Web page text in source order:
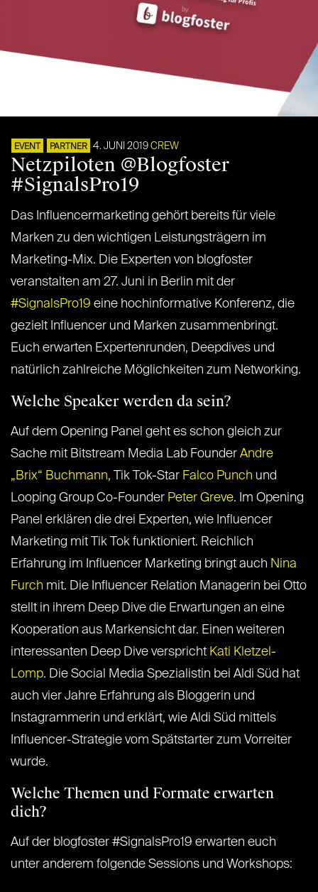
EVENT PARTNER 4. JUNI 2019 CREW
Netzpiloten @Blogfoster
#SignalsPro19
Das Influencermarketing gehört bereits für viele
Marken zu den wichtigen Leistungsträgern im
Marketing-Mix. Die Experten von blogfoster
veranstalten am 27. Juni in Berlin mit der
#SignalsPro19 eine hochinformative Konferenz, die
gezielt Influencer und Marken zusammenbringt.
Euch erwarten Expertenrunden, Deepdives und
natürlich zahlreiche Möglichkeiten zum Networking.
Welche Speaker werden da sein?
Auf dem Opening Panel geht es schon gleich zur
Sache mit Bitstream Media Lab Founder Andre
„Brix“ Buchmann, Tik Tok-Star Falco Punch und
Looping Group Co-Founder Peter Greve. Im Opening
Panel erklären die drei Experten, wie Influencer
Marketing mit Tik Tok funktioniert. Reichlich
Erfahrung im Influencer Marketing bringt auch Nina
Furch mit. Die Influencer Relation Managerin bei Otto
stellt in ihrem Deep Dive die Erwartungen an eine
Kooperation aus Markensicht dar. Einen weiteren
interessanten Deep Dive verspricht Kati Kletzel-
Lomp. Die Social Media Spezialistin bei Aldi Süd hat
auch vier Jahre Erfahrung als Bloggerin und
Instagrammerin und erklärt, wie Aldi Süd mittels
Influencer-Strategie vom Spätstarter zum Vorreiter
wurde.
Welche Themen und Formate erwarten
dich?
Auf der blogfoster #SignalsPro19 erwarten euch
unter anderem folgende Sessions und Workshops: